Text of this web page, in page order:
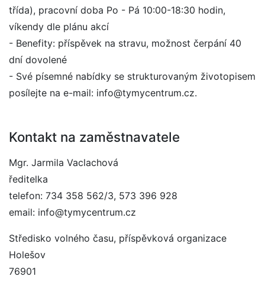
třída), pracovní doba Po - Pá 10:00-18:30 hodin,
víkendy dle plánu akcí
- Benefity: příspěvek na stravu, možnost čerpání 40
dní dovolené
- Své písemné nabídky se strukturovaným životopisem
posílejte na e-mail: info@tymycentrum.cz.
Kontakt na zaměstnavatele
Mgr. Jarmila Vaclachová
ředitelka
telefon: 734 358 562/3, 573 396 928
email: info@tymycentrum.cz
Středisko volného času, příspěvková organizace
Holešov
76901